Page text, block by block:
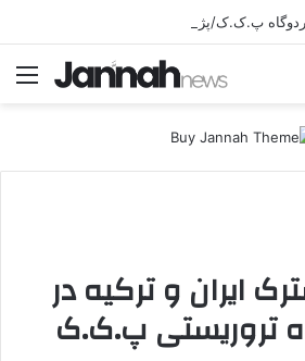
ایران و ترکیه در
تروریستی پ.ک.ک